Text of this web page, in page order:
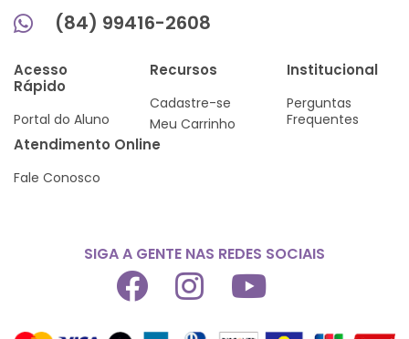
(84) 99416-2608
Acesso
Rápido
Portal do Aluno
Recursos
Cadastre-se
Meu Carrinho
Institucional
Perguntas
Frequentes
Atendimento Online
Fale Conosco
SIGA A GENTE NAS REDES SOCIAIS